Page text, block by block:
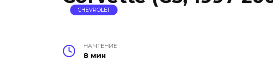
CHEVROLET
НА ЧТЕНИЕ
8 мин